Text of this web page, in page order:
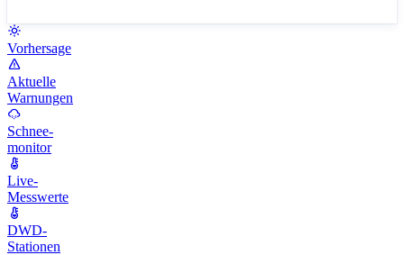
Vorhersage
Aktuelle
Warnungen
Schnee-
monitor
Live-
Messwerte
DWD-
Stationen